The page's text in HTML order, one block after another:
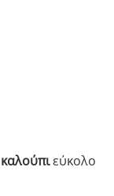
καλούπιεύκολο